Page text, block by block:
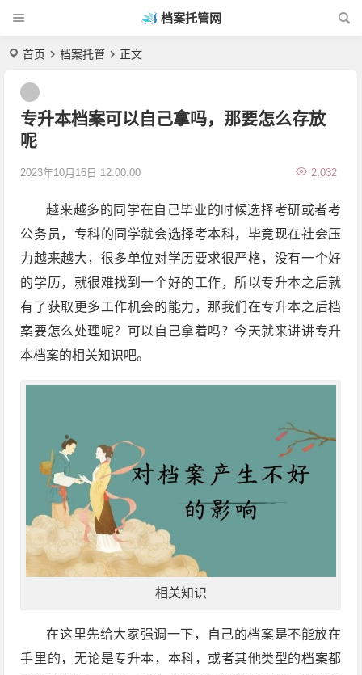
档案托管网
首页 档案托管 正文
专升本档案可以自己拿吗，那要怎么存放
呢
2023年10月16日 12:00:00 2,032
越来越多的同学在自己毕业的时候选择考研或者考
公务员，专科的同学就会选择考本科，毕竟现在社会压
力越来越大，很多单位对学历要求很严格，没有一个好
的学历，就很难找到一个好的工作，所以专升本之后就
有了获取更多工作机会的能力，那我们在专升本之后档
案要怎么处理呢？可以自己拿着吗？今天就来讲讲专升
本档案的相关知识吧。
相关知识
在这里先给大家强调一下，自己的档案是不能放在
手里的，无论是专升本，本科，或者其他类型的档案都